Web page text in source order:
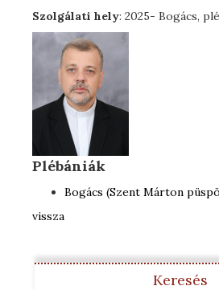
Szolgálati hely: 2025- Bogács,
Plébániák
Bogács (Szent Márton
vissza
Keresés